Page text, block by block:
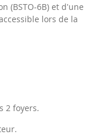
(BSTO-6B) et d'une
lors de la
2 foyers.